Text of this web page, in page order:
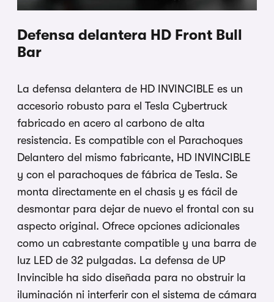
Defensa delantera HD Front Bull
Bar
La defensa delantera de HD INVINCIBLE es un
accesorio robusto para el Tesla Cybertruck
fabricado en acero al carbono de alta
resistencia. Es compatible con el Parachoques
Delantero del mismo fabricante, HD INVINCIBLE
y con el parachoques de fábrica de Tesla. Se
monta directamente en el chasis y es fácil de
desmontar para dejar de nuevo el frontal con su
aspecto original. Ofrece opciones adicionales
como un cabrestante compatible y una barra de
luz LED de 32 pulgadas. La defensa de UP
Invincible ha sido diseñada para no obstruir la
iluminación ni interferir con el sistema de cámara